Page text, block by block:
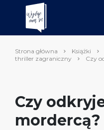
Strona główna Książki
thriller zagraniczny
Czy
Czy
mordercą?